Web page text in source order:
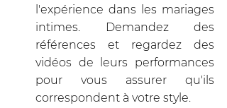
l'expérience dans les mariages
intimes. Demandez des
références et regardez des
vidéos de leurs performances
pour vous assurer qu'ils
correspondent à votre style.